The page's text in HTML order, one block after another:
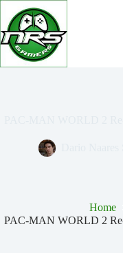
Salta
contenuto
Home
PAC-MAN WORLD 2